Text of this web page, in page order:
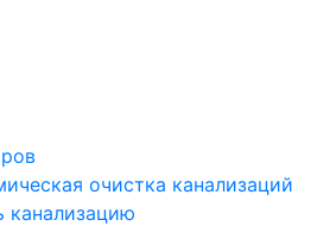
очистка канализаций
канализацию